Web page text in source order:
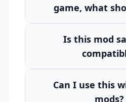
game, what
Is this mod
Can I use this
mods?